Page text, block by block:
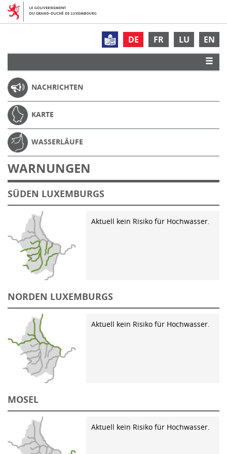
DE FR LU EN
NACHRICHTEN
KARTE
WASSERLÄUFE
WARNUNGEN
SÜDEN LUXEMBURGS
Aktuell kein Risiko für Hochwasser.
NORDEN LUXEMBURGS
Aktuell kein Risiko für Hochwasser.
MOSEL
Aktuell kein Risiko für Hochwasser.